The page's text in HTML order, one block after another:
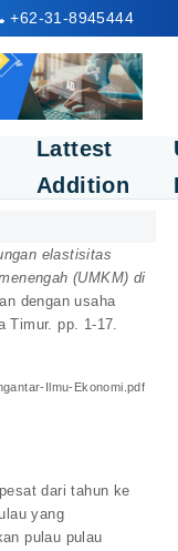
+62-31-8945444
Lattest
Addition
elastisitas
(UMKM) di
dengan usaha
Timur. pp. 1-17.
Ilmu-Ekonomi.pdf
dari tahun ke
yang
pulau pulau